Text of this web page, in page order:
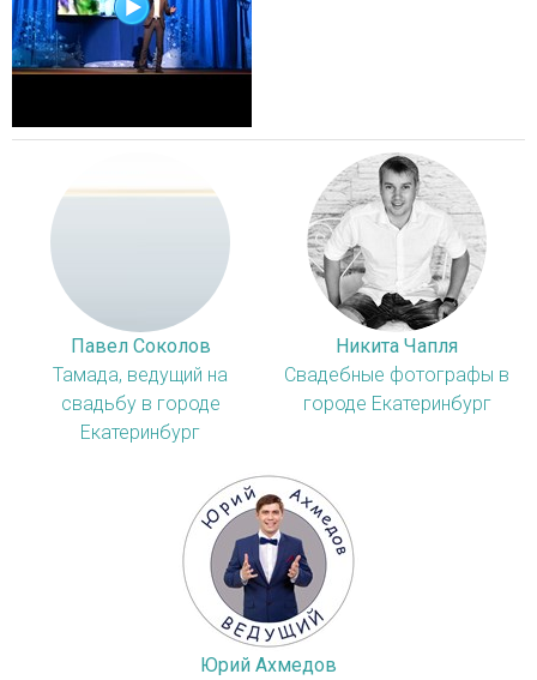
Павел Соколов
Тамада, ведущий на
свадьбу в городе
Екатеринбург
Никита Чапля
Свадебные фотографы в
городе Екатеринбург
Юрий Ахмедов